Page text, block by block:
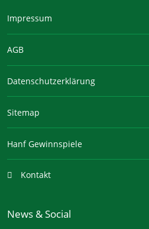
Impressum
AGB
Datenschutzerklärung
Sitemap
Hanf Gewinnspiele
Kontakt
News & Social